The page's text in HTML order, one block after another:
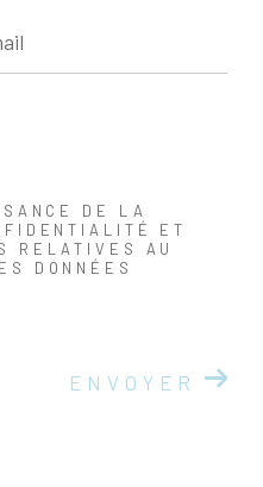
DE LA
ET
RELATIVES AU
DONNÉES
ENVOYER